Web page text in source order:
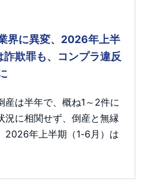
界に異変、2026年上半
欺罪も、コンプラ違反
産は半年で、概ね1～2件に
況に相関せず、倒産と無縁
2026年上半期（1-6月）は